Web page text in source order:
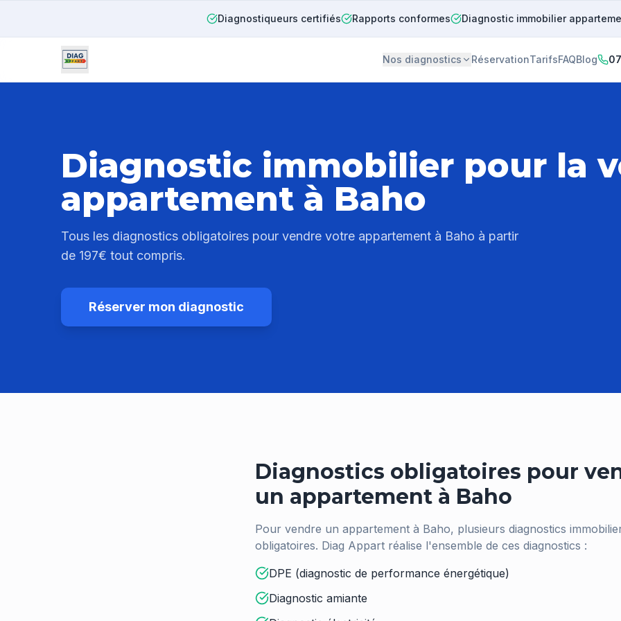
Diagnostiqueurs certifiés Rapports conformes Diagnostic immobilier
Nos diagnostics RéservationTarifsFAQBlog
Diagnostic immobilier pour la
appartement à Baho
Tous les diagnostics obligatoires pour vendre votre appartement à Baho à partir
de 197€ tout compris.
Réserver mon diagnostic
Diagnostics obligatoires pour
un appartement à Baho
Pour vendre un appartement à Baho, plusieurs diagnostics
obligatoires. Diag Appart réalise l'ensemble de ces diagnostics :
DPE (diagnostic de performance énergétique)
Diagnostic amiante